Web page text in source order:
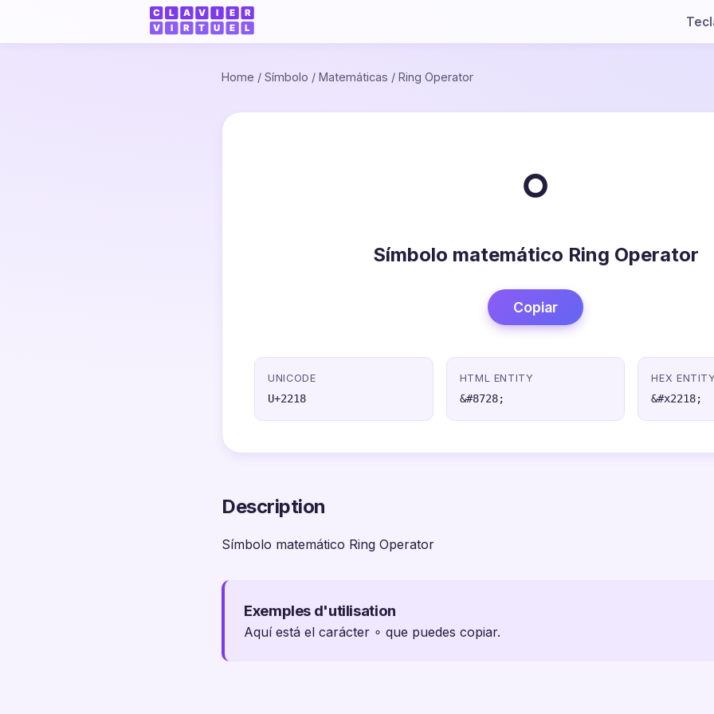
Home / Símbolo / Matemáticas / Ring Operator
∘
Símbolo matemático Ring Operator
Copiar
UNICODE
U+2218
HTML ENTITY
&#8728;
HEX
&#x2218;
Description
Símbolo matemático Ring Operator
Exemples d'utilisation
Aquí está el carácter ∘ que puedes copiar.